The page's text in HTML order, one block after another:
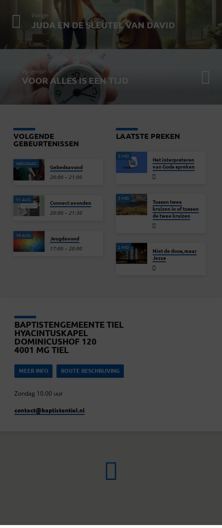
Vorige
JUDA EN DE SLEUTEL VAN DAVID
Volgende
VOOR ALLES IS EEN TIJD
VOLGENDE
GEBEURTENISSEN
VANDAAG Gebedsavond
20:00 – 21:00
11 AUG Connect avonden
20:00 – 21:30
19 AUG Jeugdavond
17:00 – 20:00
LAATSTE PREKEN
3 MEI
Het interpreteren
van Gods spreken
3 MEI
Tussen twee
kruizen in of tussen
de twee kruizen
2 MEI
Niet de doos, maar
Jezus
BAPTISTENGEMEENTE TIEL
HYACINTUSKAPEL
DOMINICUSHOF 120
4001 MG TIEL
MEER INFO ROUTE BESCHRIJVING
Zondag 10.00 uur
contact​@baptistentiel.nl